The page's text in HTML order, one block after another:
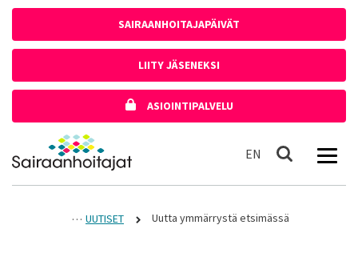
SAIRAANHOITAJAPÄIVÄT
LIITY JÄSENEKSI
ASIOINTIPALVELU
Etusivulle
EN In English
Haku
UUTISET Uutta ymmärrystä etsimässä